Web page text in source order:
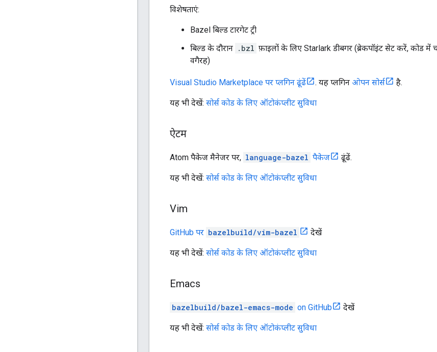
विशेषताएं:
Bazel बिल्ड टारगेट ट्री
बिल्ड के दौरान .bzl फ़ाइलों के लिए Starlark डीबगर (ब्रेकपॉइंट सेट करें, कोड
वगैरह)
Visual Studio Marketplace पर प्लगिन ढूंढें . यह प्लगिन ओपन सोर्स है.
यह भी देखें: सोर्स कोड के लिए ऑटोकंप्लीट सुविधा
ऐटम
Atom पैकेज मैनेजर पर, language-bazel पैकेज ढूंढें.
यह भी देखें: सोर्स कोड के लिए ऑटोकंप्लीट सुविधा
Vim
GitHub पर bazelbuild/vim-bazel देखें
यह भी देखें: सोर्स कोड के लिए ऑटोकंप्लीट सुविधा
Emacs
bazelbuild/bazel-emacs-mode on GitHub देखें
यह भी देखें: सोर्स कोड के लिए ऑटोकंप्लीट सुविधा